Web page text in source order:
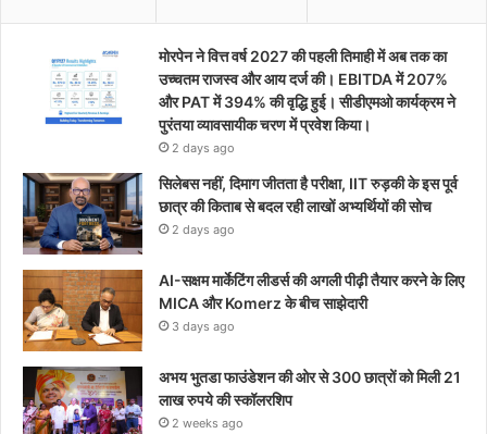
मोरपेन ने वित्त वर्ष 2027 की पहली तिमाही में अब तक का
उच्चतम राजस्व और आय दर्ज की। EBITDA में 207%
और PAT में 394% की वृद्धि हुई। सीडीएमओ कार्यक्रम ने
पुरंतया व्यावसायीक चरण में प्रवेश किया।
2 days ago
सिलेबस नहीं, दिमाग जीतता है परीक्षा, IIT रुड़की के इस पूर्व
छात्र की किताब से बदल रही लाखों अभ्यर्थियों की सोच
2 days ago
AI-सक्षम मार्केटिंग लीडर्स की अगली पीढ़ी तैयार करने के लिए
MICA और Komerz के बीच साझेदारी
3 days ago
अभय भुतडा फाउंडेशन की ओर से 300 छात्रों को मिली 21
लाख रुपये की स्कॉलरशिप
2 weeks ago